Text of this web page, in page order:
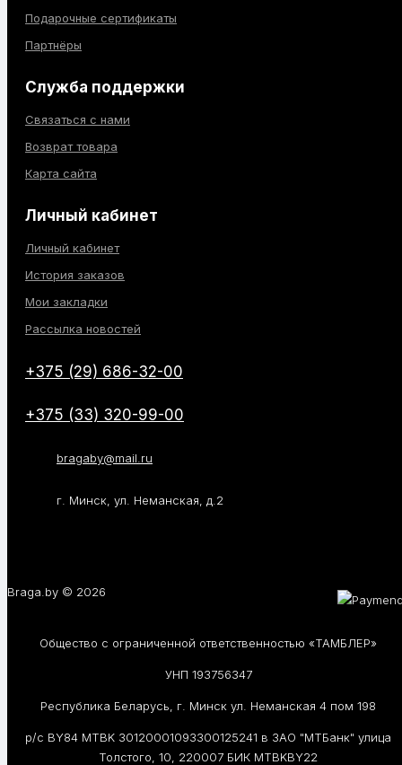
Подарочные сертификаты
Партнёры
Служба поддержки
Связаться с нами
Возврат товара
Карта сайта
Личный кабинет
Личный кабинет
История заказов
Мои закладки
Рассылка новостей
+375 (29) 686-32-00
+375 (33) 320-99-00
bragaby@mail.ru
г. Минск, ул. Неманская, д.2
Braga.by © 2026
Общество с ограниченной ответственностью «ТАМБЛЕР»
УНП 193756347
Республика Беларусь, г. Минск ул. Неманская 4 пом 198
р/с BY84 MTBK 30120001093300125241 в ЗАО "МТБанк" улица
Толстого, 10, 220007 БИК MTBKBY22